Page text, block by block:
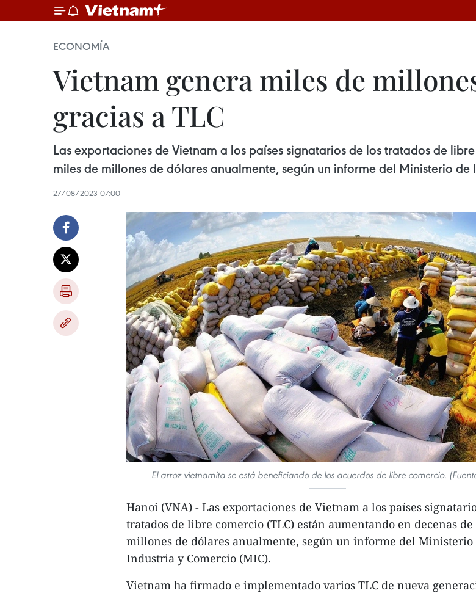
ECONOMÍA
Vietnam genera miles de
gracias a TLC
Las exportaciones de Vietnam a los países signatarios de los tratados de
miles de millones de dólares anualmente, según un informe del Ministerio
27/08/2023 07:00
El arroz vietnamita se está beneficiando de los acuerdos de libre comercio.
Hanoi (VNA) - Las exportaciones de Vietnam a los países
tratados de libre comercio (TLC) están aumentando en decenas
millones de dólares anualmente, según un informe del Ministerio
Industria y Comercio (MIC).
Vietnam ha firmado e implementado varios TLC de nueva